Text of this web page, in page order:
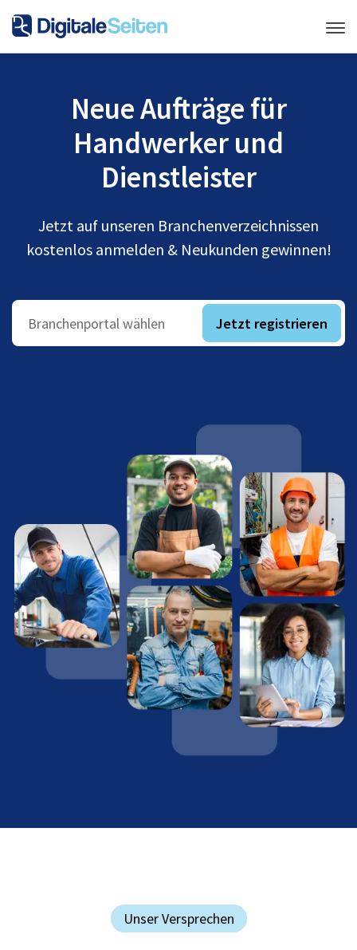
Neue Aufträge für
Handwerker und
Dienstleister
Jetzt auf unseren Branchenverzeichnissen
kostenlos anmelden & Neukunden gewinnen!
Branchenportal wählen Jetzt registrieren
Unser Versprechen